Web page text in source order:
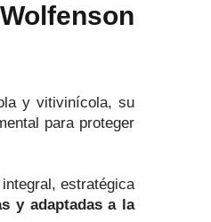
y vitivinícola, su
para proteger
estratégica
y adaptadas a la